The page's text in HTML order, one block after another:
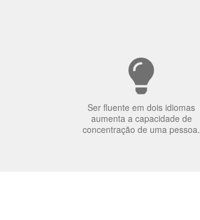
Ser fluente em dois idiomas
aumenta a capacidade de
concentração de uma pessoa.